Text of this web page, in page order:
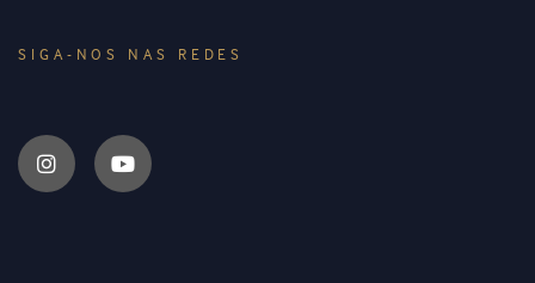
SIGA-NOS NAS REDES